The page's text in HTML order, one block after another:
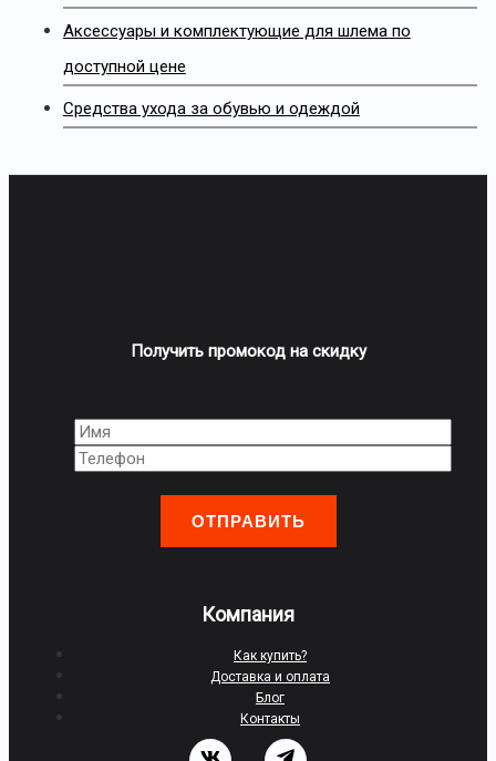
Аксессуары и комплектующие для шлема по
доступной цене
Средства ухода за обувью и одеждой
Получить промокод на скидку
Компания
Как купить?
Доставка и оплата
Блог
Контакты